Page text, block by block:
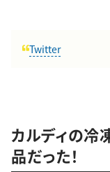
Twitter
カルディの冷
品だった！